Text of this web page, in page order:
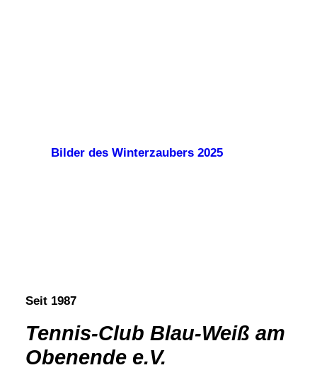
Bilder des Winterzaubers 2025
Seit 1987
Tennis-Club Blau-Weiß am
Obenende e.V.